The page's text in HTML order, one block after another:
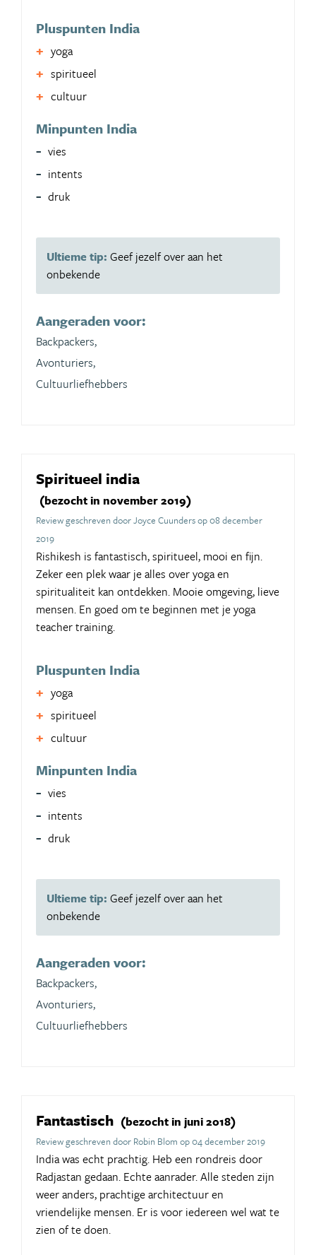
Pluspunten India
yoga
spiritueel
cultuur
Minpunten India
vies
intents
druk
Ultieme tip: Geef jezelf over aan het
onbekende
Aangeraden voor:
Backpackers,
Avonturiers,
Cultuurliefhebbers
Spiritueel india
(bezocht in november 2019)
Review geschreven door Joyce Cuunders op 08 december
2019
Rishikesh is fantastisch, spiritueel, mooi en fijn.
Zeker een plek waar je alles over yoga en
spiritualiteit kan ontdekken. Mooie omgeving, lieve
mensen. En goed om te beginnen met je yoga
teacher training.
Pluspunten India
yoga
spiritueel
cultuur
Minpunten India
vies
intents
druk
Ultieme tip: Geef jezelf over aan het
onbekende
Aangeraden voor:
Backpackers,
Avonturiers,
Cultuurliefhebbers
Fantastisch (bezocht in juni 2018)
Review geschreven door Robin Blom op 04 december 2019
India was echt prachtig. Heb een rondreis door
Radjastan gedaan. Echte aanrader. Alle steden zijn
weer anders, prachtige architectuur en
vriendelijke mensen. Er is voor iedereen wel wat te
zien of te doen.